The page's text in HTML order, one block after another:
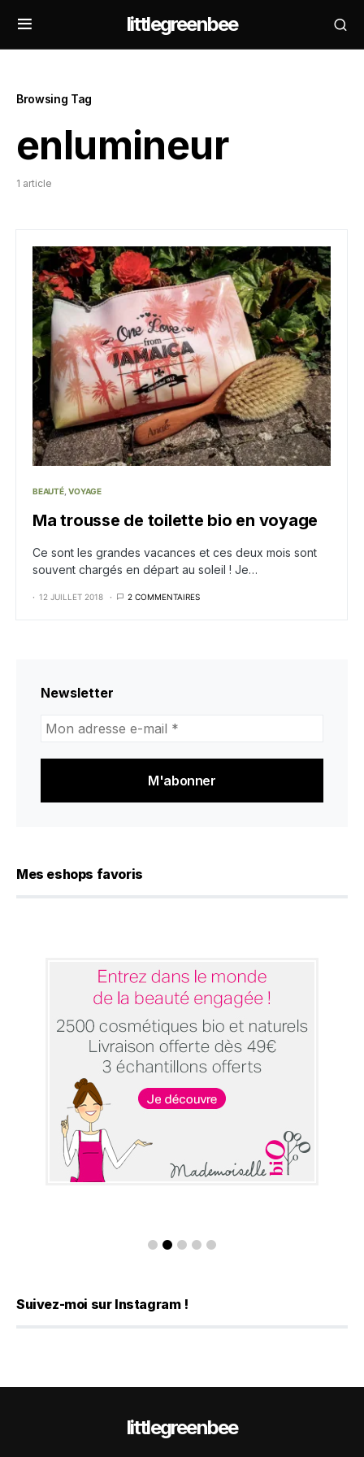
littlegreenbee
Browsing Tag
enlumineur
1 article
BEAUTÉ VOYAGE
Ma trousse de toilette bio en voyage
Ce sont les grandes vacances et ces deux mois sont
souvent chargés en départ au soleil ! Je…
12 JUILLET 2018 2 COMMENTAIRES
Newsletter
adresse
mail
Mes eshops favoris
Suivez-moi sur Instagram !
littlegreenbee